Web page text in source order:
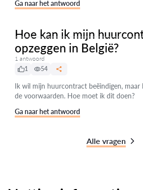
Ga naar het antwoord
Hoe kan ik mijn
opzeggen in België?
1 antwoord
1
54
Ik wil mijn huurcontract beëindigen, maar
de voorwaarden. Hoe moet ik dit doen?
Ga naar het antwoord
Alle vragen